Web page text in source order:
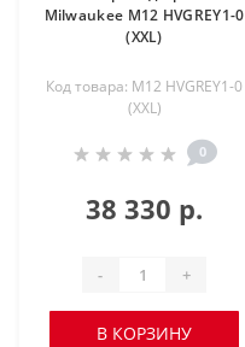
Milwaukee M12 HVGREY1-0
(XXL)
Код товара: M12 HVGREY1-0
(XXL)
0
38 330 р.
- +
В КОРЗИНУ